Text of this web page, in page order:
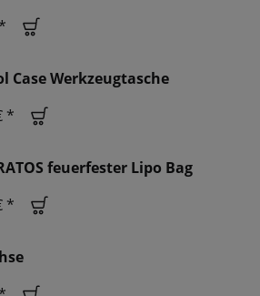
Case Werkzeugtasche
*
feuerfester Lipo Bag
*